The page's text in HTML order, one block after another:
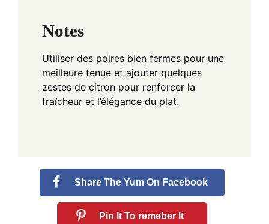
Notes
Utiliser des poires bien fermes pour une
meilleure tenue et ajouter quelques
zestes de citron pour renforcer la
fraîcheur et l’élégance du plat.
Share The Yum On Facebook
Pin It To remeber It